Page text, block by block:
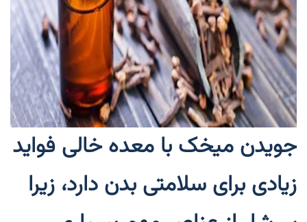
جویدن میخک با معده خالی فواید
زیادی برای سلامتی بدن دارد، زیرا